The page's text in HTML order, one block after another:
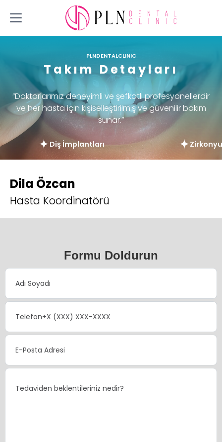
PLNDENTALCLINIC
Takım Detayları
“Doktorlarımız deneyimli ve şefkatli profesyonellerdir
ve her hasta için kişiselleştirilmiş ve güvenilir bakım
sunar.”
Diş İmplantları
Dila Özcan
Hasta Koordinatörü
Formu Doldurun